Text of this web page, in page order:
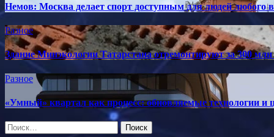
Немов: Москва делает спорт доступным для людей любого
Разное
Здание Минэкологии Татарстана отремонтируют за 300 млн
Разное
«Умный» квартал как процесс: обновляемые технологии и
Найти: